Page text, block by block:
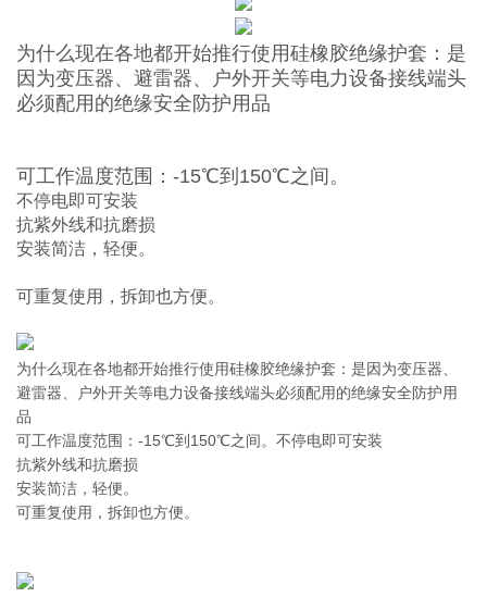
为什么现在各地都开始推行使用硅橡胶绝缘护套 ：是
因为变压器、避雷器、户外开关等电力设备接线端头
必须配用的绝缘安全防护用品
可工作温度范围：-15℃到150℃之间。
不停电即可安装
抗紫外线和抗磨损
安装简洁，轻便。
可重复使用，拆卸也方便。
为什么现在各地都开始推行使用硅橡胶绝缘护套：是因为变压器、
避雷器、户外开关等电力设备接线端头必须配用的绝缘安全防护用
品
可工作温度范围：-15℃到150℃之间。不停电即可安装
抗紫外线和抗磨损
安装简洁，轻便。
可重复使用，拆卸也方便。